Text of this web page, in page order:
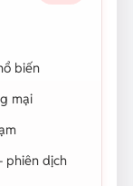
biến
mại
phiên dịch